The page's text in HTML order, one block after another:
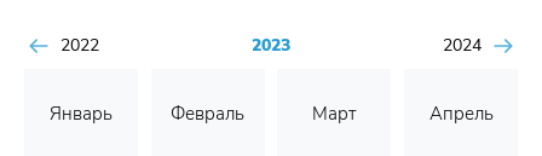
2022 2023 2024
Январь Февраль Март Апрель